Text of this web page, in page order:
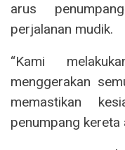
arus
perjalanan mudik.
“Kami
menggerakan
memastikan
penumpang kereta